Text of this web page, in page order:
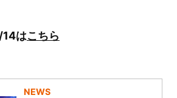
はこちら
NEWS